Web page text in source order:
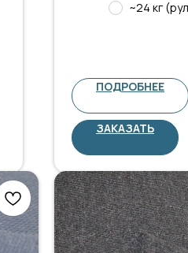
~24 кг
ПОДРОБНЕЕ
ЗАКАЗАТЬ